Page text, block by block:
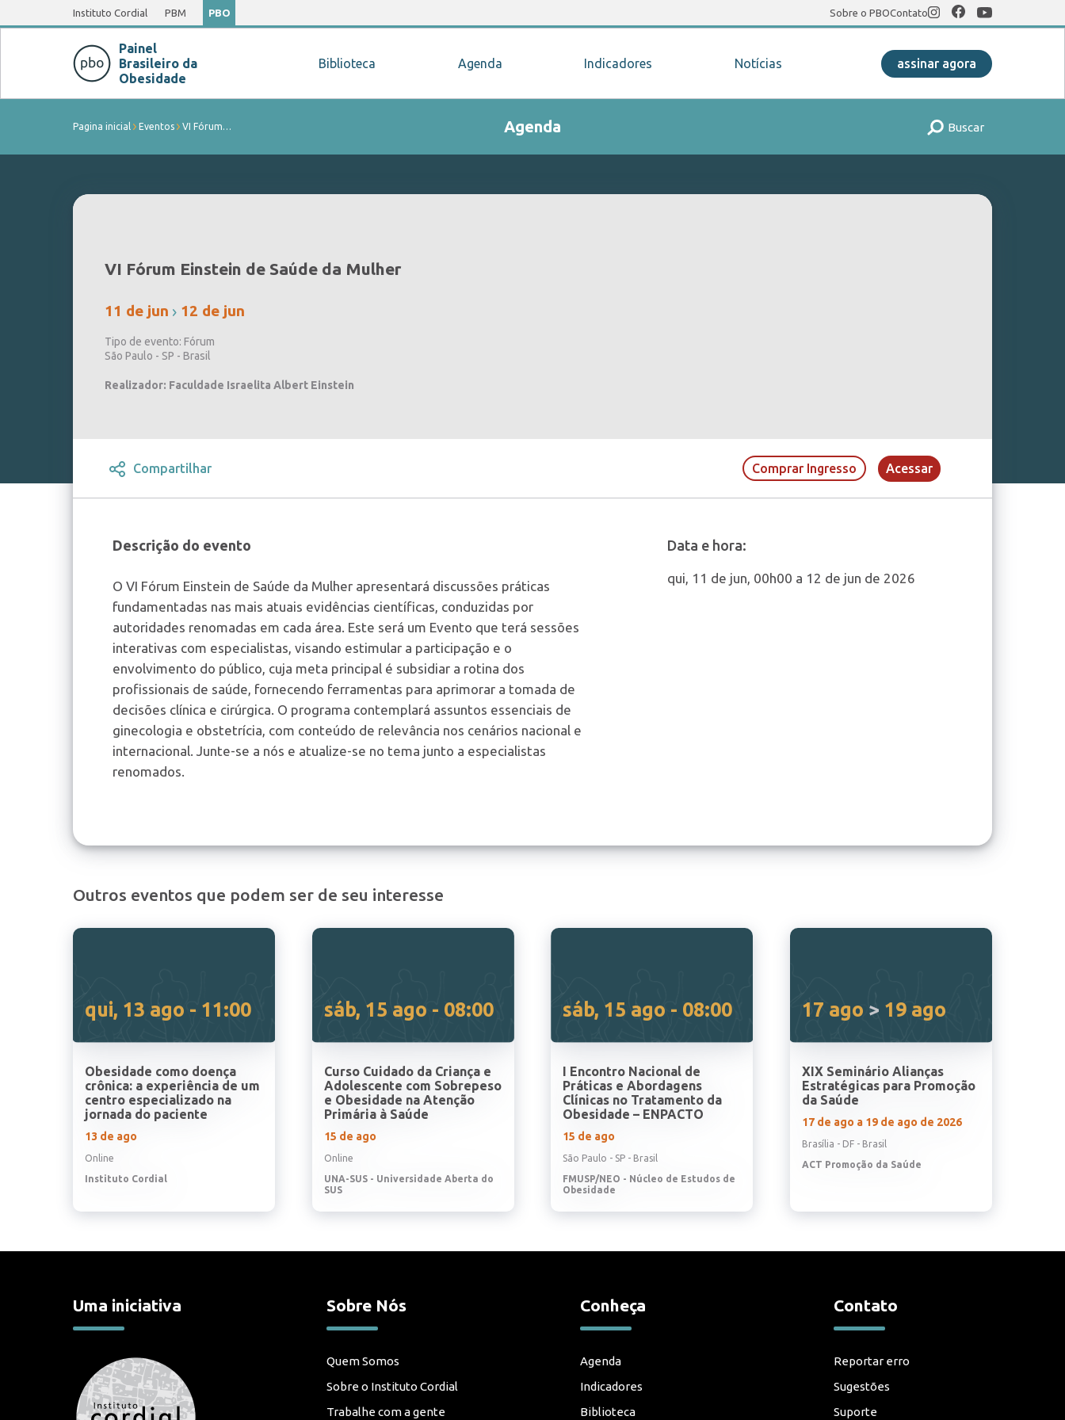
Instituto Cordial PBM PBO Sobre o PBOContato
Painel
Brasileiro da
Obesidade
Biblioteca Agenda Indicadores Notícias assinar agora
Pagina inicial Eventos VI Fórum… Agenda Buscar
VI Fórum Einstein de Saúde da Mulher
11 de jun 12 de jun
Tipo de evento: Fórum
São Paulo - SP - Brasil
Realizador: Faculdade Israelita Albert Einstein
Compartilhar Comprar Ingresso Acessar
Descrição do evento
O VI Fórum Einstein de Saúde da Mulher apresentará discussões práticas
fundamentadas nas mais atuais evidências científicas, conduzidas por
autoridades renomadas em cada área. Este será um Evento que terá sessões
interativas com especialistas, visando estimular a participação e o
envolvimento do público, cuja meta principal é subsidiar a rotina dos
profissionais de saúde, fornecendo ferramentas para aprimorar a tomada de
decisões clínica e cirúrgica. O programa contemplará assuntos essenciais de
ginecologia e obstetrícia, com conteúdo de relevância nos cenários nacional e
internacional. Junte-se a nós e atualize-se no tema junto a especialistas
renomados.
Data e hora:
qui, 11 de jun, 00h00 a 12 de jun de 2026
Outros eventos que podem ser de seu interesse
qui, 13 ago - 11:00
Obesidade como doença
crônica: a experiência de um
centro especializado na
jornada do paciente
13 de ago
Online
Instituto Cordial
sáb, 15 ago - 08:00
Curso Cuidado da Criança e
Adolescente com Sobrepeso
e Obesidade na Atenção
Primária à Saúde
15 de ago
Online
UNA-SUS - Universidade Aberta do
SUS
sáb, 15 ago - 08:00
I Encontro Nacional de
Práticas e Abordagens
Clínicas no Tratamento da
Obesidade – ENPACTO
15 de ago
São Paulo - SP - Brasil
FMUSP/NEO - Núcleo de Estudos de
Obesidade
17 ago > 19 ago
XIX Seminário Alianças
Estratégicas para Promoção
da Saúde
17 de ago a 19 de ago de 2026
Brasília - DF - Brasil
ACT Promoção da Saúde
Uma iniciativa Sobre Nós
Quem Somos
Sobre o Instituto Cordial
Trabalhe com a gente
Conheça
Agenda
Indicadores
Biblioteca
Contato
Reportar erro
Sugestões
Suporte